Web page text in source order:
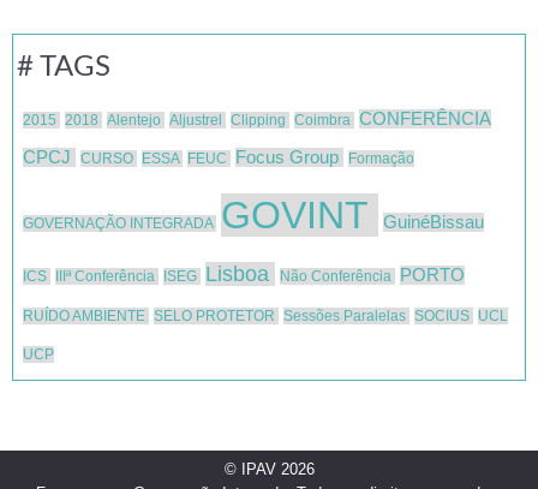
# TAGS
2015 2018 Alentejo Aljustrel Clipping Coimbra CONFERÊNCIA
CPCJ
CURSO ESSA FEUC Focus Group Formação
GOVERNAÇÃO INTEGRADA GOVINT GuinéBissau
ICS IIIª Conferência ISEG Lisboa Não Conferência PORTO
RUÍDO AMBIENTE SELO PROTETOR Sessões Paralelas SOCIUS UCL
UCP
© IPAV 2026